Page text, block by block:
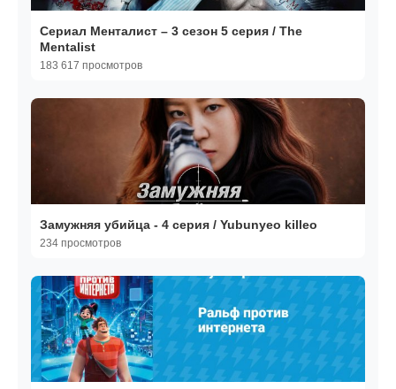
Сериал Менталист – 3 сезон 5 серия / The
Mentalist
183 617 просмотров
Замужняя убийца - 4 серия / Yubunyeo killeo
234 просмотров